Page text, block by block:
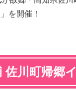
」を開催！
佐川町帰郷